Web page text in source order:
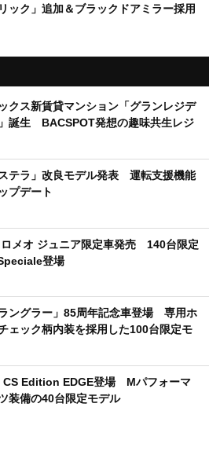
ック」追加＆ブラックドアミラー採用
クス新賃貸マンション「グランレジデ
誕生 BACSPOT発想の趣味共生レジ
テラ」改良モデル発表 運転支援機能
プデート
メオ ジュニア限定車発売 140台限定
登場
ングラー」85周年記念車登場 専用ホ
ェック柄内装を採用した100台限定モ
CS Edition EDGE登場 Mパフォーマ
装備の40台限定モデル